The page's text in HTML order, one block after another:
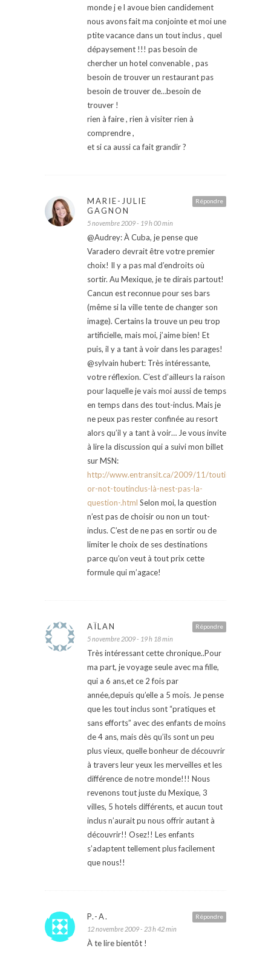
monde j e l avoue bien candidement
nous avons fait ma conjointe et moi une
ptite vacance dans un tout inclus , quel
dépaysement !!! pas besoin de
chercher un hotel convenable , pas
besoin de trouver un restaurant pas
besoin de trouver de…besoin de
trouver !
rien à faire , rien à visiter rien à
comprendre ,
et si ca aussi ca fait grandir ?
Répondre
MARIE-JULIE
GAGNON
5 novembre 2009 - 19 h 00 min
@Audrey: À Cuba, je pense que
Varadero devrait être votre premier
choix! Il y a pas mal d’endroits où
sortir. Au Mexique, je te dirais partout!
Cancun est reconnue pour ses bars
(même si la ville tente de changer son
image). Certains la trouve un peu trop
artificielle, mais moi, j’aime bien! Et
puis, il y a tant à voir dans les parages!
@sylvain hubert: Très intéressante,
votre réflexion. C’est d’ailleurs la raison
pour laquelle je vais moi aussi de temps
en temps dans des tout-inclus. Mais je
ne peux pas rester confinée au resort
alors qu’il y a tant à voir… Je vous invite
à lire la discussion qui a suivi mon billet
sur MSN:
http://www.entransit.ca/2009/11/toutinclus-
or-not-toutinclus-là-nest-pas-la-
question-.html Selon moi, la question
n’est pas de choisir ou non un tout-
inclus. C’est de ne pas en sortir ou de
limiter le choix de ses destinations
parce qu’on veut à tout prix cette
formule qui m’agace!
Répondre
AÏLAN
5 novembre 2009 - 19 h 18 min
Très intéressant cette chronique..Pour
ma part, je voyage seule avec ma fille,
qui a 6 ans,et ce 2 fois par
année,depuis qu’elle a 5 mois. Je pense
que les tout inclus sont “pratiques et
sans efforts” avec des enfants de moins
de 4 ans, mais dès qu’ils sont un peu
plus vieux, quelle bonheur de découvrir
à travers leur yeux les merveilles et les
différence de notre monde!!! Nous
revenons tout juste du Mexique, 3
villes, 5 hotels différents, et aucun tout
inclus n’aurait pu nous offrir autant à
découvrir!! Osez!! Les enfants
s’adaptent tellement plus facilement
que nous!!
Répondre
P.-A.
12 novembre 2009 - 23 h 42 min
À te lire bientôt !